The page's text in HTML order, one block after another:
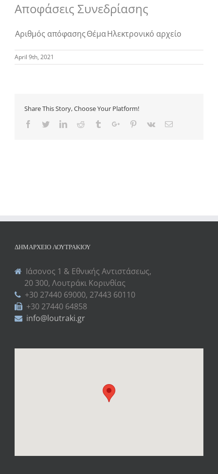
Αποφάσεις Συνεδρίασης
Αριθμός απόφασηςΘέμαΗλεκτρονικό αρχείο
April 9th, 2021
Share This Story, Choose Your Platform!
Facebook
TwitterLinkedinReddit TumblrGoogle+Pinterest
Vk Email
ΔΗΜΑΡΧΕΊΟ ΛΟΥΤΡΑΚΊΟΥ
Ιάσονος 1 & Εθνικής Αντιστάσεως,
20 300, Λουτράκι Κορινθίας
+30 27440 69000, 27443 60110
+30 27440 64858
info@loutraki.gr